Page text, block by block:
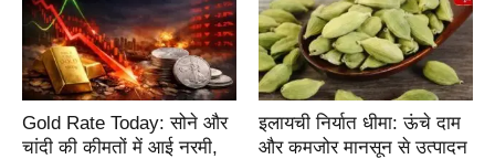
Gold Rate Today: सोने और
चांदी की कीमतों में आई नरमी,
इलायची निर्यात धीमा: ऊंचे दाम
और कमजोर मानसून से उत्पादन